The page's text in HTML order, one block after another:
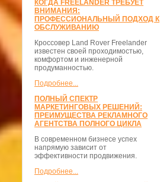
КОГДА FREELANDER ТРЕБУЕТ
ВНИМАНИЯ:
ПРОФЕССИОНАЛЬНЫЙ ПОДХОД К
ОБСЛУЖИВАНИЮ
Кроссовер Land Rover Freelander
известен своей проходимостью,
комфортом и инженерной
продуманностью.
Подробнее...
ПОЛНЫЙ СПЕКТР
МАРКЕТИНГОВЫХ РЕШЕНИЙ:
ПРЕИМУЩЕСТВА РЕКЛАМНОГО
АГЕНТСТВА ПОЛНОГО ЦИКЛА
В современном бизнесе успех
напрямую зависит от
эффективности продвижения.
Подробнее...